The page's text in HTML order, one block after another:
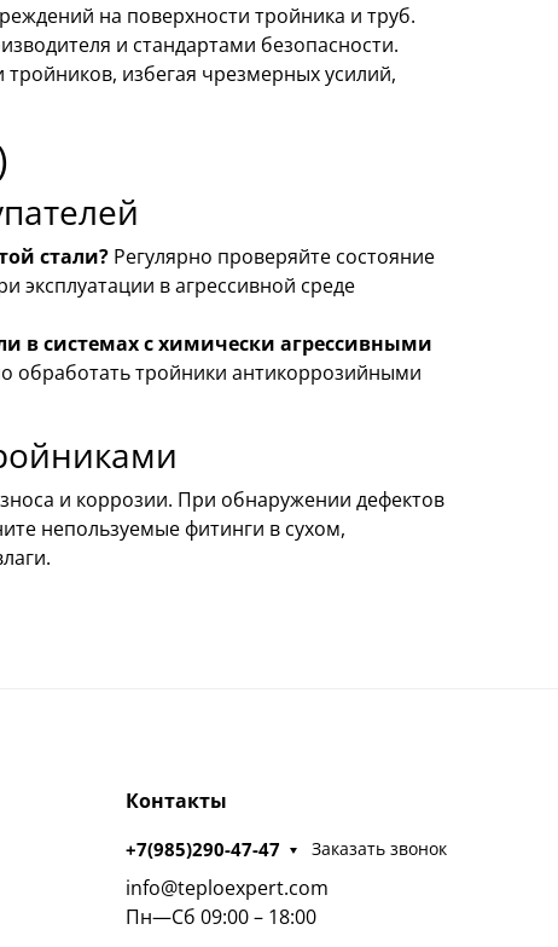
на поверхности тройника и труб.
и стандартами безопасности.
избегая чрезмерных усилий,
стали? Регулярно проверяйте состояние
в агрессивной среде
в системах с химически агрессивными
обработать тройники антикоррозийными
и коррозии. При обнаружении дефектов
непользуемые фитинги в сухом,
Контакты
+7(985)290-47-47 Заказать звонок
info@teploexpert.com
Пн—Сб 09:00 – 18:00